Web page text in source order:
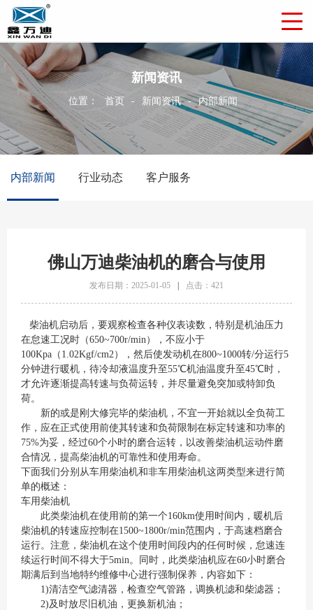
新闻资讯
位置： 首页 - 新闻资讯 - 内部新闻
内部新闻 行业动态 客户服务
佛山万迪柴油机的磨合与使用
发布日期：2025-01-05 点击：421
柴油机启动后，要观察检查各种仪表读数，特别是机油压力
在怠速工况时（650~700r/min），不应小于
100Kpa（1.02Kgf/cm2），然后使发动机在800~1000转/分运行5
分钟进行暖机，待冷却液温度升至55℃机油温度升至45℃时，
才允许逐渐提高转速与负荷运转，并尽量避免突加或特卸负
荷。
新的或是刚大修完毕的柴油机，不宜一开始就以全负荷工
作，应在正式使用前使其转速和负荷限制在标定转速和功率的
75%为妥，经过60个小时的磨合运转，以改善柴油机运动件磨
合情况，提高柴油机的可靠性和使用寿命。
下面我们分别从车用柴油机和非车用柴油机这两类型来进行简
单的概述：
车用柴油机
此类柴油机在使用前的第一个160km使用时间内，暖机后
柴油机的转速应控制在1500~1800r/min范围内，于高速档磨合
运行。注意，柴油机在这个使用时间段内的任何时候，怠速连
续运行时间不得大于5min。同时，此类柴油机应在60小时磨合
期满后到当地特约维修中心进行强制保养，内容如下：
1)清洁空气滤清器，检查空气管路，调换机滤和柴滤器；
2)及时放尽旧机油，更换新机油；